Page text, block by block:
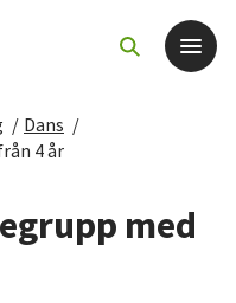
/ Dans /
4 år
med